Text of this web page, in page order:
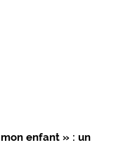
enfant » : un